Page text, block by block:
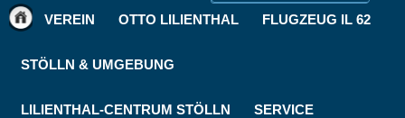
VEREIN OTTO LILIENTHAL FLUGZEUG IL 62
STÖLLN & UMGEBUNG
LILIENTHAL-CENTRUM STÖLLN SERVICE